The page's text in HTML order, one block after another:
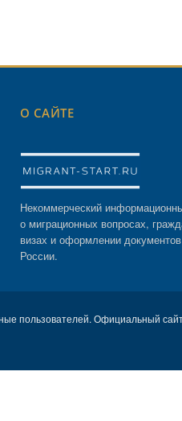
О САЙТЕ
Некоммерческий
о миграционных вопросах,
визах и оформлении
России.
пользователей. Официальный